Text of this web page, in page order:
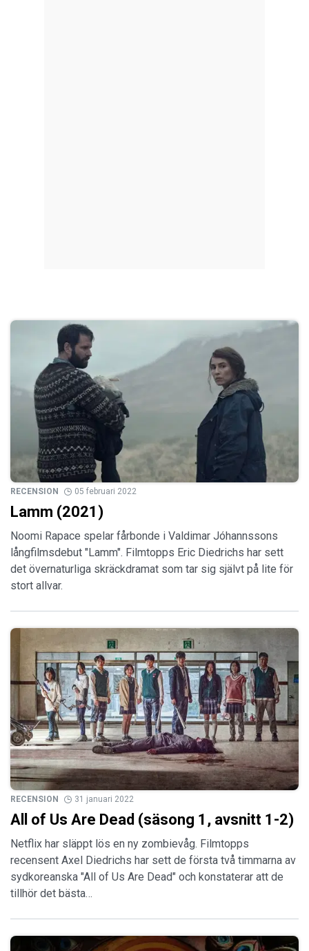
RECENSION 05 februari 2022
Lamm (2021)
Noomi Rapace spelar fårbonde i Valdimar Jóhannssons
långfilmsdebut "Lamm". Filmtopps Eric Diedrichs har sett
det övernaturliga skräckdramat som tar sig självt på lite för
stort allvar.
RECENSION 31 januari 2022
All of Us Are Dead (säsong 1, avsnitt 1-2)
Netflix har släppt lös en ny zombievåg. Filmtopps
recensent Axel Diedrichs har sett de första två timmarna av
sydkoreanska "All of Us Are Dead" och konstaterar att de
tillhör det bästa…